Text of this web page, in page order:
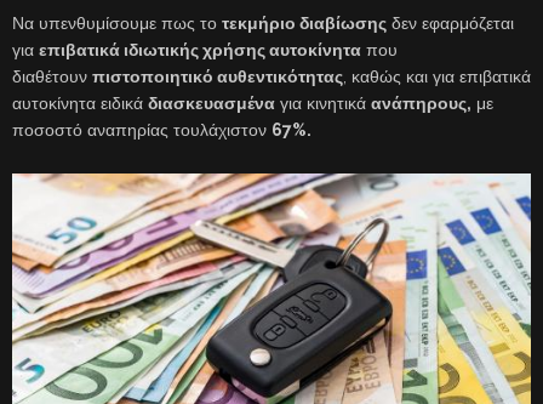
Να υπενθυμίσουμε πως το τεκμήριο διαβίωσης δεν εφαρμόζεται
για επιβατικά ιδιωτικής χρήσης αυτοκίνητα που
διαθέτουν πιστοποιητικό αυθεντικότητας , καθώς και για επιβατικά
αυτοκίνητα ειδικά διασκευασμένα για κινητικά ανάπηρους, με
ποσοστό αναπηρίας τουλάχιστον 67%.